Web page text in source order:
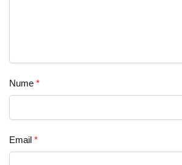
Nume *
Email *